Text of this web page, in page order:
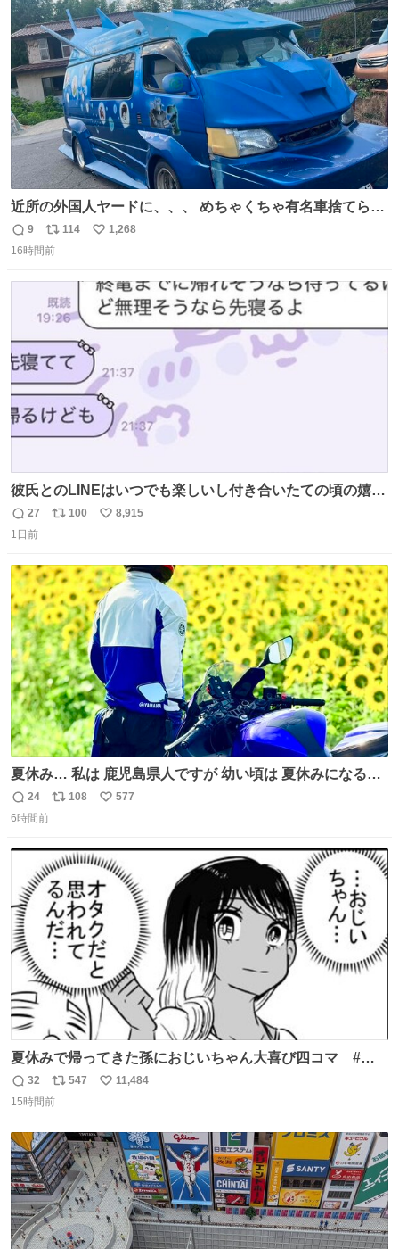
ト
数
数
近所の外国人ヤードに、、、 めちゃくちゃ有名車捨てられ
てました😭 外装ぼろぼろだし、、 中も何にも残ってない
し、、 可哀想に😢😢 今まで数十年お疲れ様でした、、 #バ
返
信
9
リ
ポ
ト
数
114
い
数
1,268
16時間前
彼氏とのLINEはいつでも楽しいし付き合いたての頃の嬉し
かったLINEは無限にあるけど(同棲前は1日で各50通くらい
送りあってたし)最近嬉しかったのはこれ
返
信
27
リ
ト
数
100
い
数
8,915
1日前
夏休み… 私は 鹿児島県人ですが 幼い頃は 夏休みになると
母の郷… 山梨へ遊びに行くのが楽しみでした 母の実家へ 1
ヶ月近く泊まって … … 今の私は 医療従事者 お盆休み？ﾅﾆ
景 淡い記憶 そんな思い出の風景… ありますか？
返
信
24
リ
ト
数
108
い
数
577
6時間前
夏休みで帰ってきた孫におじいちゃん大喜び四コマ #四
コマ漫画 #Web漫画 #漫画が読めるハッシュタグ
返
信
32
リ
ポ
ト
数
547
い
数
11,484
15時間前